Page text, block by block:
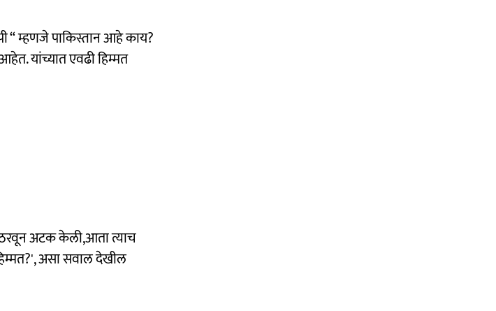
“ म्हणजे पाकिस्तान आहे काय?
यांच्यात एवढी हिम्मत
ठरवून अटक केली,आता त्याच
असा सवाल देखील